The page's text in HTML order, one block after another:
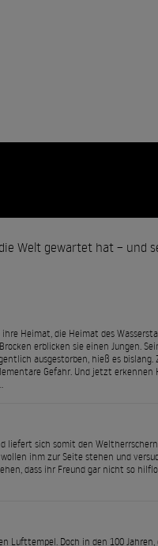
Welt gewartet hat – und
Heimat, die Heimat des
erblicken sie einen Jungen.
ausgestorben, hieß es bislang.
Gefahr. Und jetzt erkennen
liefert sich somit den Weltherrschern
ihm zur Seite stehen und
dass ihr Freund gar nicht so
Lufttempel. Doch in den 100 Jahren,